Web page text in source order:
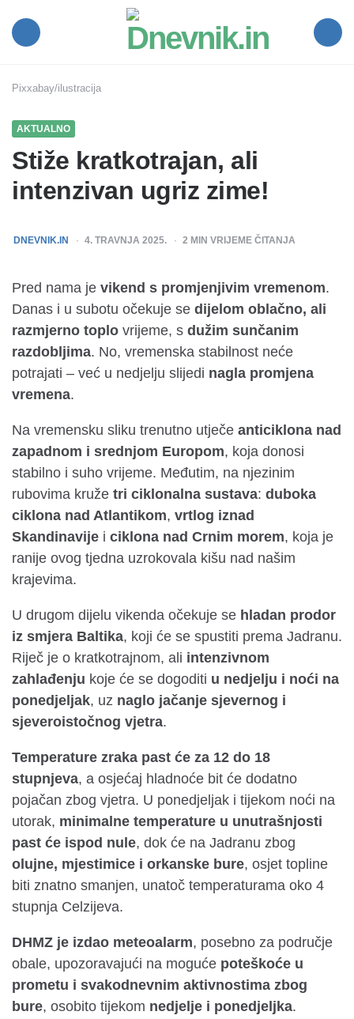
Dnevnik.in
Pixxabay/ilustracija
AKTUALNO
Stiže kratkotrajan, ali
intenzivan ugriz zime!
POSTED
DNEVNIK.IN 4. TRAVNJA 2025. 2 MIN VRIJEME ČITANJA
Pred nama je vikend s promjenjivim vremenom.
Danas i u subotu očekuje se dijelom oblačno, ali
razmjerno toplo vrijeme, s dužim sunčanim
razdobljima. No, vremenska stabilnost neće
potrajati – već u nedjelju slijedi nagla promjena
vremena.
Na vremensku sliku trenutno utječe anticiklona nad
zapadnom i srednjom Europom, koja donosi
stabilno i suho vrijeme. Međutim, na njezinim
rubovima kruže tri ciklonalna sustava: duboka
ciklona nad Atlantikom, vrtlog iznad
Skandinavije i ciklona nad Crnim morem, koja je
ranije ovog tjedna uzrokovala kišu nad našim
krajevima.
U drugom dijelu vikenda očekuje se hladan prodor
iz smjera Baltika, koji će se spustiti prema Jadranu.
Riječ je o kratkotrajnom, ali intenzivnom
zahlađenju koje će se dogoditi u nedjelju i noći na
ponedjeljak, uz naglo jačanje sjevernog i
sjeveroistočnog vjetra.
Temperature zraka past će za 12 do 18
stupnjeva, a osjećaj hladnoće bit će dodatno
pojačan zbog vjetra. U ponedjeljak i tijekom noći na
utorak, minimalne temperature u unutrašnjosti
past će ispod nule, dok će na Jadranu zbog
olujne, mjestimice i orkanske bure, osjet topline
biti znatno smanjen, unatoč temperaturama oko 4
stupnja Celzijeva.
DHMZ je izdao meteoalarm, posebno za područje
obale, upozoravajući na moguće poteškoće u
prometu i svakodnevnim aktivnostima zbog
bure, osobito tijekom nedjelje i ponedjeljka.